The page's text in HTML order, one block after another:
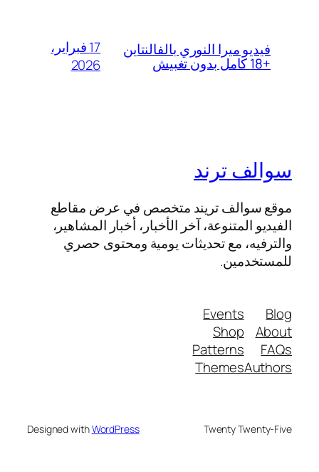
فيديو ميرا النوري بالفالنتاين
+18 كامل بدون تغبيش
17 فبراير،
2026
سوالف ترند
موقع سوالف تريند متخصص في عرض مقاطع
الفيديو المتنوعة، آخر الأخبار، أخبار المشاهير،
والترفيه، مع تحديثات يومية ومحتوى حصري
للمستخدمين.
Blog
About
FAQs
Authors
Events
Shop
Patterns
Themes
Twenty Twenty-Five
Designed withWordPress